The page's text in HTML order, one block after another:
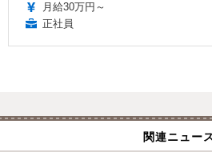
月給30万円～
正社員
関連ニュース